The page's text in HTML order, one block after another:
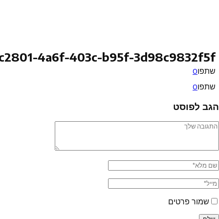
4a6f-403c-b95f-3d98c9832f5f
שתפו0
שתפו0
הגב לפוסט
שמור פרטים